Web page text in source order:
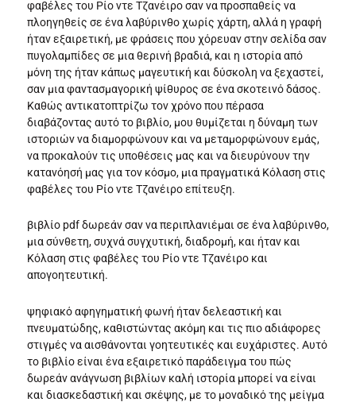
φαβέλες του Ρίο ντε Τζανέιρο σαν να προσπαθείς να
πλοηγηθείς σε ένα λαβύρινθο χωρίς χάρτη, αλλά η γραφή
ήταν εξαιρετική, με φράσεις που χόρευαν στην σελίδα σαν
πυγολαμπίδες σε μια θερινή βραδιά, και η ιστορία από
μόνη της ήταν κάπως μαγευτική και δύσκολη να ξεχαστεί,
σαν μια φαντασμαγορική ψίθυρος σε ένα σκοτεινό δάσος.
Καθώς αντικατοπτρίζω τον χρόνο που πέρασα
διαβάζοντας αυτό το βιβλίο, μου θυμίζεται η δύναμη των
ιστοριών να διαμορφώνουν και να μεταμορφώνουν εμάς,
να προκαλούν τις υποθέσεις μας και να διευρύνουν την
κατανόησή μας για τον κόσμο, μια πραγματικά Κόλαση στις
φαβέλες του Ρίο ντε Τζανέιρο επίτευξη.
βιβλίο pdf δωρεάν σαν να περιπλανιέμαι σε ένα λαβύρινθο,
μια σύνθετη, συχνά συγχυτική, διαδρομή, και ήταν και
Κόλαση στις φαβέλες του Ρίο ντε Τζανέιρο και
απογοητευτική.
ψηφιακό αφηγηματική φωνή ήταν δελεαστική και
πνευματώδης, καθιστώντας ακόμη και τις πιο αδιάφορες
στιγμές να αισθάνονται γοητευτικές και ευχάριστες. Αυτό
το βιβλίο είναι ένα εξαιρετικό παράδειγμα του πώς
δωρεάν ανάγνωση βιβλίων καλή ιστορία μπορεί να είναι
και διασκεδαστική και σκέψης, με το μοναδικό της μείγμα